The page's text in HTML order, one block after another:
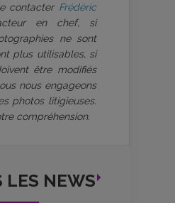
contacter Frédéric
en chef, si
ne sont
plus utilisables, si
être modifiés
nous engageons
photos litigieuses.
compréhension.
LES NEWS